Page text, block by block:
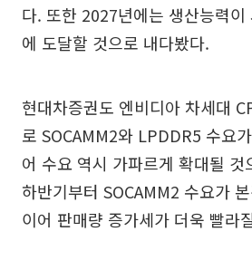
다. 또한 2027년에는 생산능력이
에 도달할 것으로 내다봤다.
현대차증권도 엔비디아 차세대
로 SOCAMM2와 LPDDR5 수요
어 수요 역시 가파르게 확대될 것
하반기부터 SOCAMM2 수요가
이어 판매량 증가세가 더욱 빨라